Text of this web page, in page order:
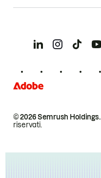
© 2026 Semrush Holdings.
riservati.